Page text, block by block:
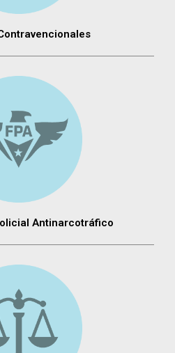
Antinarcotráfico